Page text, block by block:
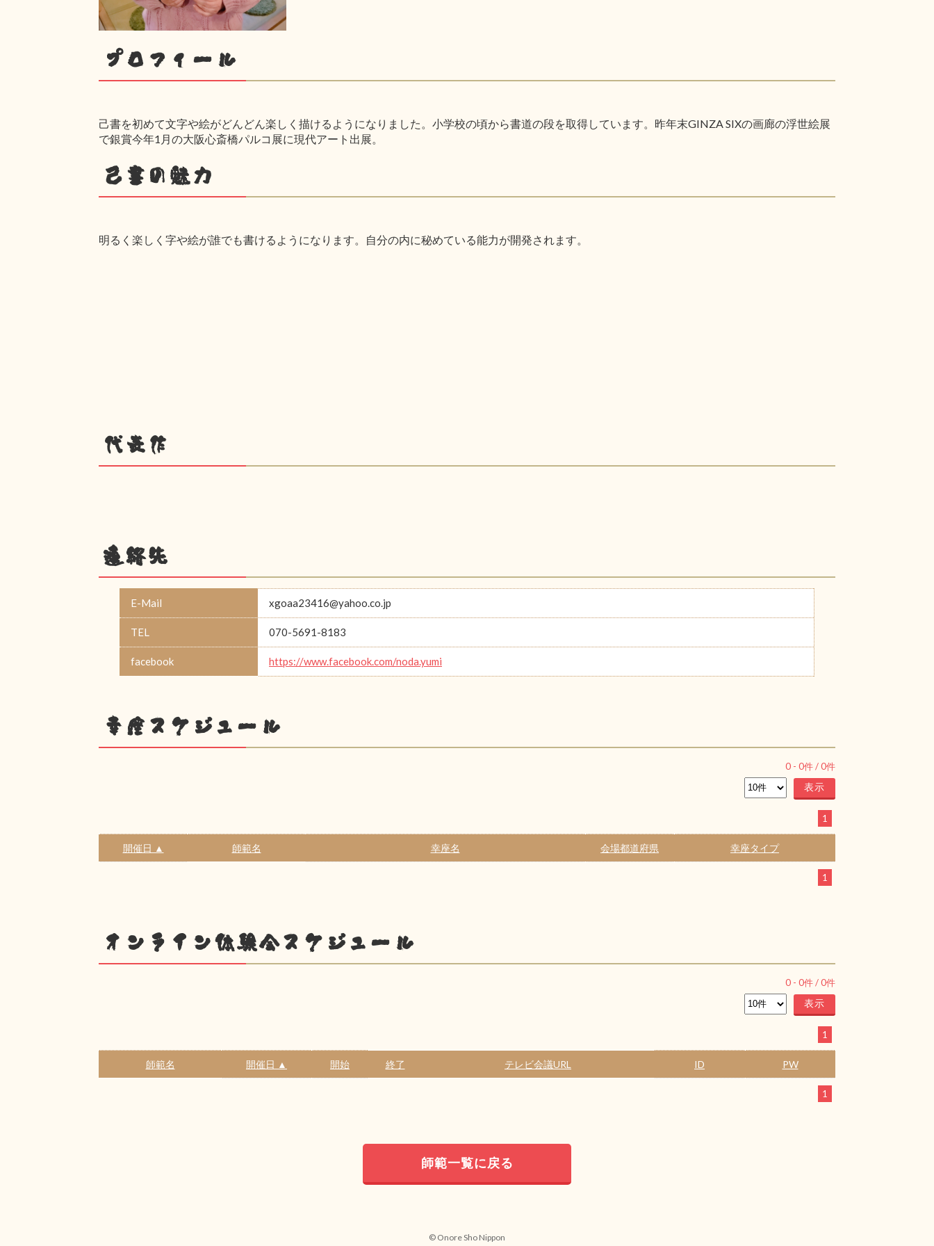
プロフィール
己書を初めて文字や絵がどんどん楽しく描けるようになりました。小学校の頃から書道の段を取得しています。昨年末GINZA SIXの画廊の浮世絵展
で銀賞今年1月の大阪心斎橋パルコ展に現代アート出展。
己書の魅力
明るく楽しく字や絵が誰でも書けるようになります。自分の内に秘めている能力が開発されます。
代表作
連絡先
E-Mail xgoaa23416@yahoo.co.jp
TEL 070-5691-8183
facebook https://www.facebook.com/noda.yumi
幸座スケジュール
0 - 0件 /0件
1
開催日 ▲ 師範名 幸座名 会場都道府県 幸座タイプ
1
オンライン体験会スケジュール
0 - 0件 /0件
1
師範名 開催日 ▲ 開始 終了 テレビ会議URL ID PW
1
師範一覧に戻る
© Onore Sho Nippon